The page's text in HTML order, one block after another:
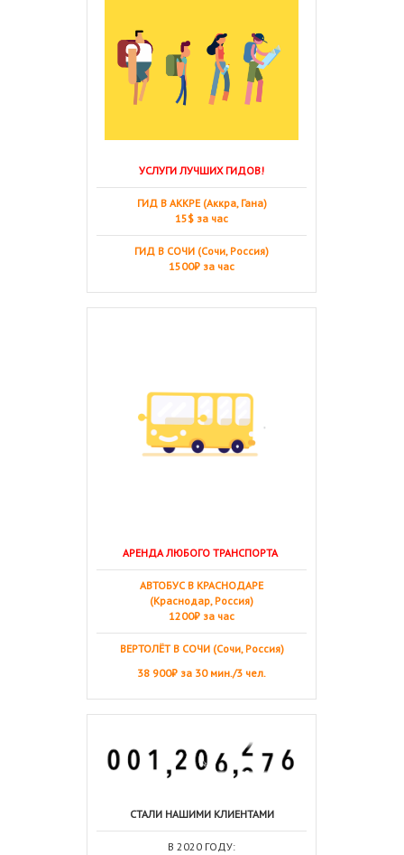
УСЛУГИ ЛУЧШИХ ГИДОВ!
ГИД В АККРЕ (Аккра, Гана)
15$ за час
ГИД В СОЧИ (Сочи, Россия)
1500₽ за час
АРЕНДА ЛЮБОГО ТРАНСПОРТА
АВТОБУС В КРАСНОДАРЕ
(Краснодар, Россия)
1200₽ за час
ВЕРТОЛЁТ В СОЧИ (Сочи, Россия)
38 900₽ за 30 мин./3 чел.
СТАЛИ НАШИМИ КЛИЕНТАМИ
В 2020 ГОДУ: